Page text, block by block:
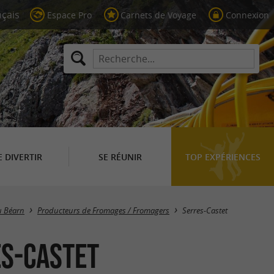
Espace Pro Carnets de Voyage Connexion
DIVERTIR SE RÉUNIR TOP EXPÉRIENCES
Masquer la carte
Béarn Producteurs de Fromages / Fromagers Serres-Castet
Castet